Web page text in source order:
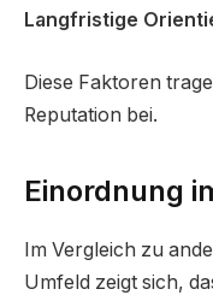
Langfristige
Diese Faktoren
Reputation bei.
Einordnung
Im Vergleich zu
Umfeld zeigt sich,